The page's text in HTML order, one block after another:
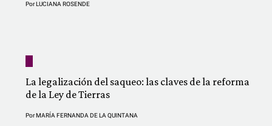
PorLUCIANA ROSENDE
La legalización del saqueo: las claves de la reforma
de la Ley de Tierras
PorMARÍA FERNANDA DE LA QUINTANA